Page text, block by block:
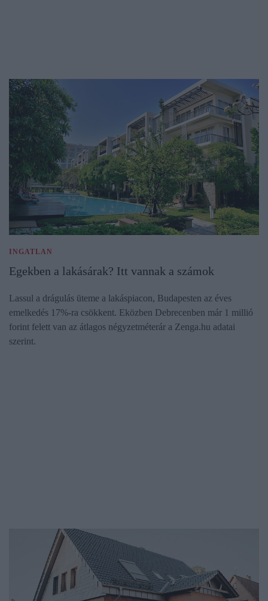
INGATLAN
Egekben a lakásárak? Itt vannak a számok
Lassul a drágulás üteme a lakáspiacon, Budapesten az éves
emelkedés 17%-ra csökkent. Eközben Debrecenben már 1 millió
forint felett van az átlagos négyzetméterár a Zenga.hu adatai
szerint.